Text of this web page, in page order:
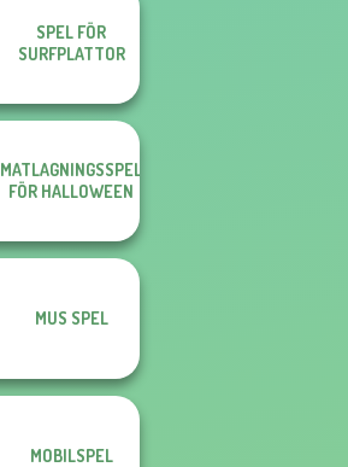
SPEL FÖR
SURFPLATTOR
MATLAGNINGSSPEL
FÖR HALLOWEEN
MUS SPEL
MOBILSPEL